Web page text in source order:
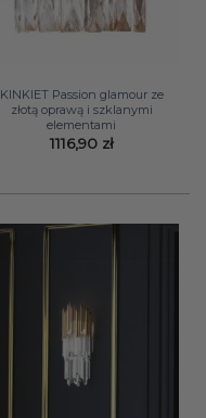
KINKIET Passion glamour ze
złotą oprawą i szklanymi
elementami
1116,90 zł